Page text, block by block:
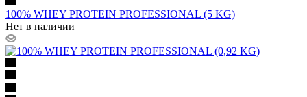
100% WHEY PROTEIN PROFESSIONAL (5 KG)
Нет в наличии